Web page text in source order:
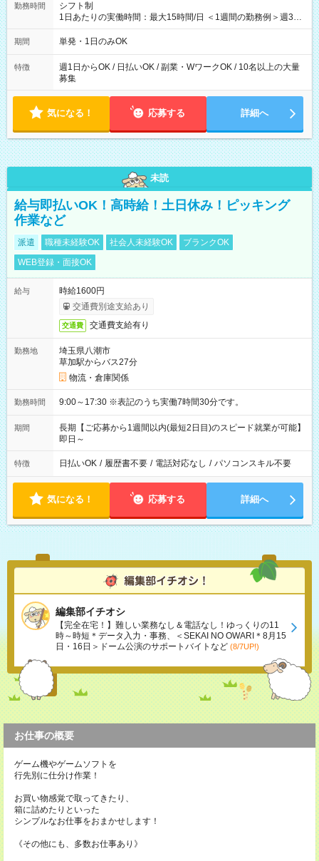
勤務時間
シフト制
1日あたりの実働時間：最大15時間/日 ＜1週間の勤務例＞週3回
勤務 勤務：月・水・金 休み：火・木・土・日 好きな時にお仕事
可能です！ ※1日あたりの最大実働時間は日勤、夜勤共に勤務し
期間 単発・1日のみOK
特徴
週1日からOK / 日払いOK / 副業・WワークOK / 10名以上の大量
募集
気になる！ 応募する 詳細へ
未読
給与即払いOK！高時給！土日休み！ピッキング
作業など
派遣 職種未経験OK 社会人未経験OK
ブランクOK
WEB登録・面接OK
給与
時給1600円
交通費別途支給あり
交通費 交通費支給有り
勤務地
埼玉県八潮市
草加駅からバス27分
物流・倉庫関係
勤務時間 9:00～17:30 ※表記のうち実働7時間30分です。
期間
長期【ご応募から1週間以内(最短2日目)のスピード就業が可能】
即日～
特徴 日払いOK / 履歴書不要 / 電話対応なし / パソコンスキル不要
気になる！ 応募する 詳細へ
編集部イチオシ
【完全在宅！】難しい業務なし＆電話なし！ゆっくりの11
時～時短＊データ入力・事務、＜SEKAI NO OWARI＊8月15
日・16日＞ドーム公演のサポートバイトなど (8/7UP!)
お仕事の概要
ゲーム機やゲームソフトを
行先別に仕分け作業！
お買い物感覚で取ってきたり、
箱に詰めたりといった
シンプルなお仕事をおまかせします！
《その他にも、多数お仕事あり》